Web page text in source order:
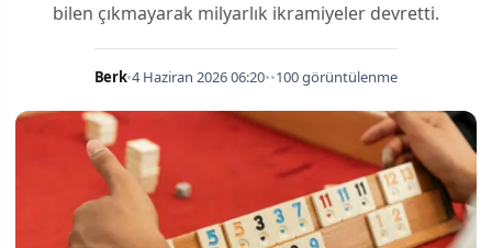
bilen çıkmayarak milyarlık ikramiyeler devretti.
Berk•4 Haziran 2026 06:20••100 görüntülenme